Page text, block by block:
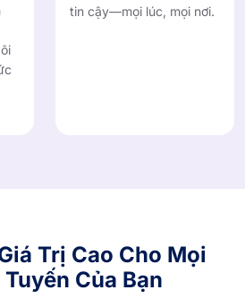
tin cậy—mọi lúc, mọi nơi.
Trị Cao Cho Mọi
Của Bạn